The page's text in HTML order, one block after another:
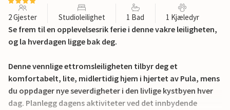
2 Gjester Studioleilighet 1 Bad 1 Kjæledyr
Se frem til en opplevelsesrik ferie i denne vakre leiligheten,
og la hverdagen ligge bak deg.
Denne vennlige ettromsleiligheten tilbyr deg et
komfortabelt, lite, midlertidig hjem i hjertet av Pula, mens
du oppdager nye severdigheter i den livlige kystbyen hver
dag. Planlegg dagens aktiviteter ved det innbydende